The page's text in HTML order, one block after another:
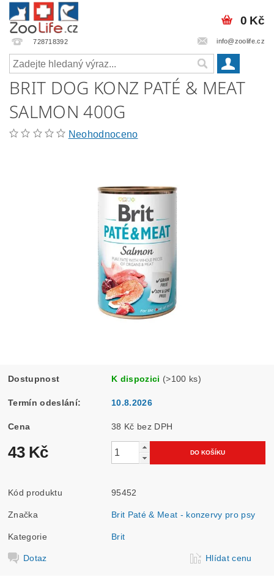
728718392 info@zoolife.cz
0 Kč
BRIT DOG KONZ PATÉ & MEAT
SALMON 400G
Neohodnoceno
Dostupnost K dispozici (>100 ks)
Termín odeslání: 10.8.2026
Cena 38 Kč bez DPH
43 Kč
Kód produktu 95452
Značka Brit Paté & Meat - konzervy pro psy
Kategorie Brit
Dotaz Hlídat cenu